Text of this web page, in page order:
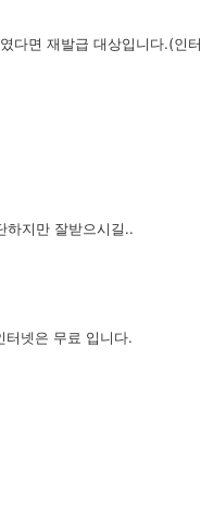
다면 재발급 대상입니다.(인터
하지만 잘받으시길..
터넷은 무료 입니다.